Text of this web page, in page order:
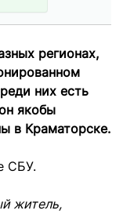
регионах,
них есть
якобы
в Краматорске.
СБУ.
житель,